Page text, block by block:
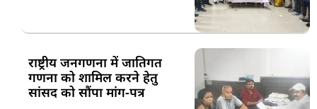
राष्ट्रीय जनगणना में जातिगत
गणना को शामिल करने हेतु
सांसद को सौंपा मांग-पत्र